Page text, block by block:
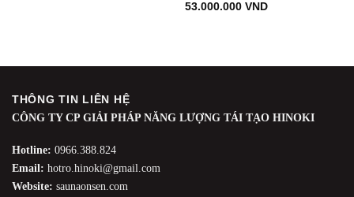
53.000.000 VND
THÔNG TIN LIÊN HỆ
CÔNG TY CP GIẢI PHÁP NĂNG LƯỢNG TÁI TẠO HINOKI
Hotline: 0966.388.824
Email: hotro.hinoki@gmail.com
Website: saunaonsen.com